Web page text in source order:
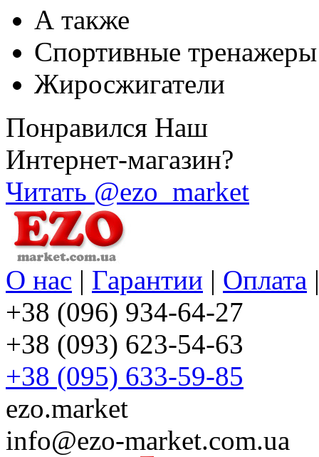
А также
Спортивные тренажеры
Жиросжигатели
Понравился Наш
Интернет-магазин?
Читать @ezo_market
О нас | Гарантии | Оплата
+38 (096) 934-64-27
+38 (093) 623-54-63
+38 (095) 633-59-85
ezo.market
info@ezo-market.com.ua